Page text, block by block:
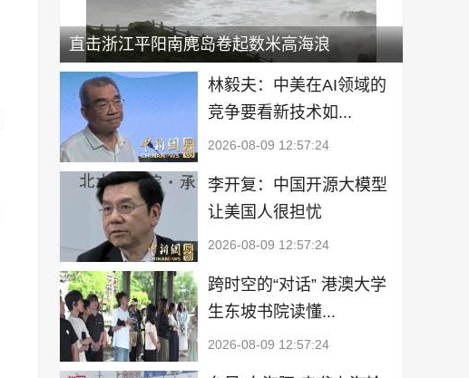
直击浙江平阳南麂岛卷起数米高海浪
林毅夫：中美在AI领域的
竞争要看新技术如...
2026-08-09 12:57:24
李开复：中国开源大模型
让美国人很担忧
2026-08-09 12:57:24
跨时空的“对话” 港澳大学
生东坡书院读懂...
2026-08-09 12:57:24